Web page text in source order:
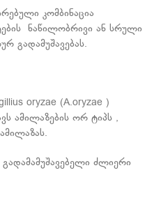
კომბინაცია
ნაწილობრივი ან სრული
გადამუშავებას.
oryzae (A.oryzae )
ამილაზების ორ ტიპს ,
გადამამუშავებელი ძლიერი